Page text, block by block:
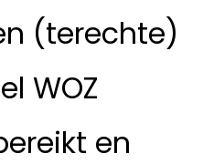
(terechte)
WOZ
en